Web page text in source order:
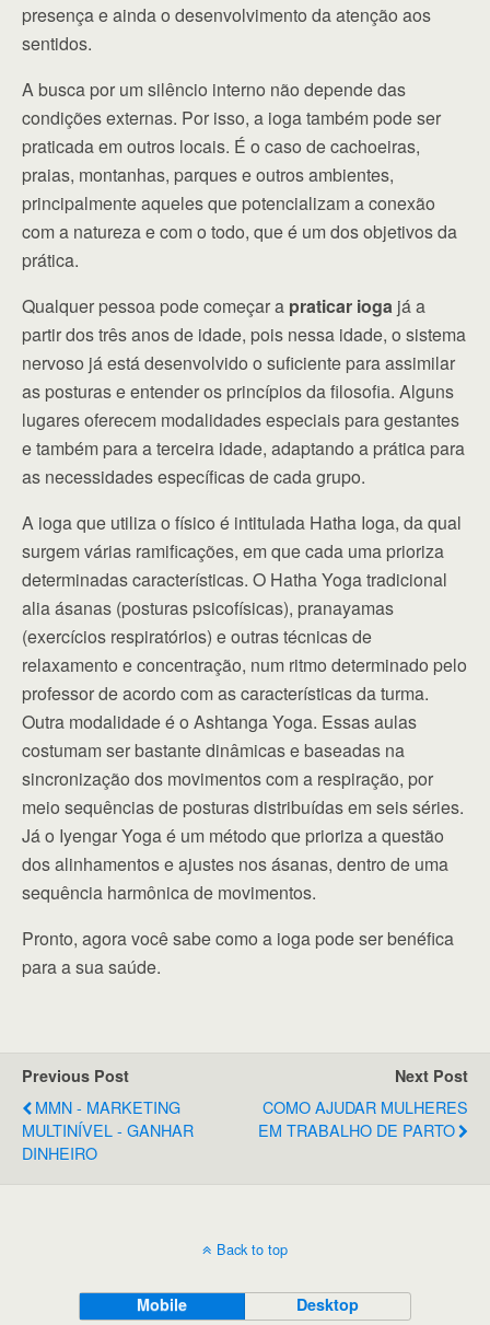
presença e ainda o desenvolvimento da atenção aos
sentidos.
A busca por um silêncio interno não depende das
condições externas. Por isso, a ioga também pode ser
praticada em outros locais. É o caso de cachoeiras,
praias, montanhas, parques e outros ambientes,
principalmente aqueles que potencializam a conexão
com a natureza e com o todo, que é um dos objetivos da
prática.
Qualquer pessoa pode começar a praticar ioga já a
partir dos três anos de idade, pois nessa idade, o sistema
nervoso já está desenvolvido o suficiente para assimilar
as posturas e entender os princípios da filosofia. Alguns
lugares oferecem modalidades especiais para gestantes
e também para a terceira idade, adaptando a prática para
as necessidades específicas de cada grupo.
A ioga que utiliza o físico é intitulada Hatha Ioga, da qual
surgem várias ramificações, em que cada uma prioriza
determinadas características. O Hatha Yoga tradicional
alia ásanas (posturas psicofísicas), pranayamas
(exercícios respiratórios) e outras técnicas de
relaxamento e concentração, num ritmo determinado pelo
professor de acordo com as características da turma.
Outra modalidade é o Ashtanga Yoga. Essas aulas
costumam ser bastante dinâmicas e baseadas na
sincronização dos movimentos com a respiração, por
meio sequências de posturas distribuídas em seis séries.
Já o Iyengar Yoga é um método que prioriza a questão
dos alinhamentos e ajustes nos ásanas, dentro de uma
sequência harmônica de movimentos.
Pronto, agora você sabe como a ioga pode ser benéfica
para a sua saúde.
Previous Post
MMN - MARKETING
MULTINÍVEL - GANHAR
DINHEIRO
Next Post
COMO AJUDAR MULHERES
EM TRABALHO DE PARTO
Back to top
Mobile Desktop